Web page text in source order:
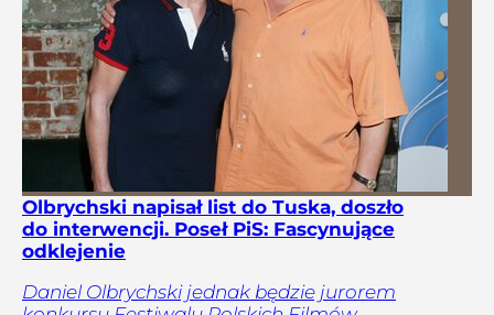
Olbrychski napisał list do Tuska, doszło
do interwencji. Poseł PiS: Fascynujące
odklejenie
Daniel Olbrychski jednak będzie jurorem